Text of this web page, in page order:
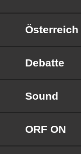
Österreich
Debatte
Sound
ORF ON